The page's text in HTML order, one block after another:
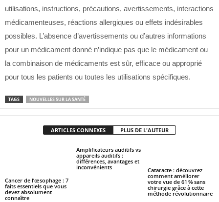
utilisations, instructions, précautions, avertissements, interactions
médicamenteuses, réactions allergiques ou effets indésirables
possibles. L’absence d’avertissements ou d’autres informations
pour un médicament donné n’indique pas que le médicament ou
la combinaison de médicaments est sûr, efficace ou approprié
pour tous les patients ou toutes les utilisations spécifiques.
TAGS NOUVELLES SUR LA SANTÉ
ARTICLES CONNEXES PLUS DE L'AUTEUR
Cancer de l’œsophage : 7
faits essentiels que vous
devez absolument
connaître
Amplificateurs auditifs vs
appareils auditifs :
différences, avantages et
inconvénients
Cataracte : découvrez
comment améliorer
votre vue de 61 % sans
chirurgie grâce à cette
méthode révolutionnaire